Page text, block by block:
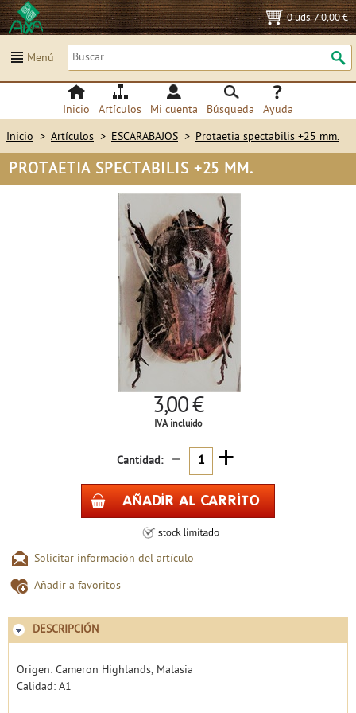
0 uds./0,00 €
Menú
Inicio Artículos Mi cuenta Búsqueda Ayuda
Inicio > Artículos > ESCARABAJOS > Protaetia spectabilis +25 mm.
PROTAETIA SPECTABILIS +25 MM.
3,00 €
IVA incluido
Cantidad: - +
Solicitar información del artículo
Añadir a favoritos
DESCRIPCIÓN
Origen: Cameron Highlands, Malasia
Calidad: A1